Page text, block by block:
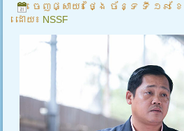
ចេញផ្សាយ៖ ថ្ងៃ ច័ន្ទ ទី ១៩ ខ
ដោយ៖ NSSF